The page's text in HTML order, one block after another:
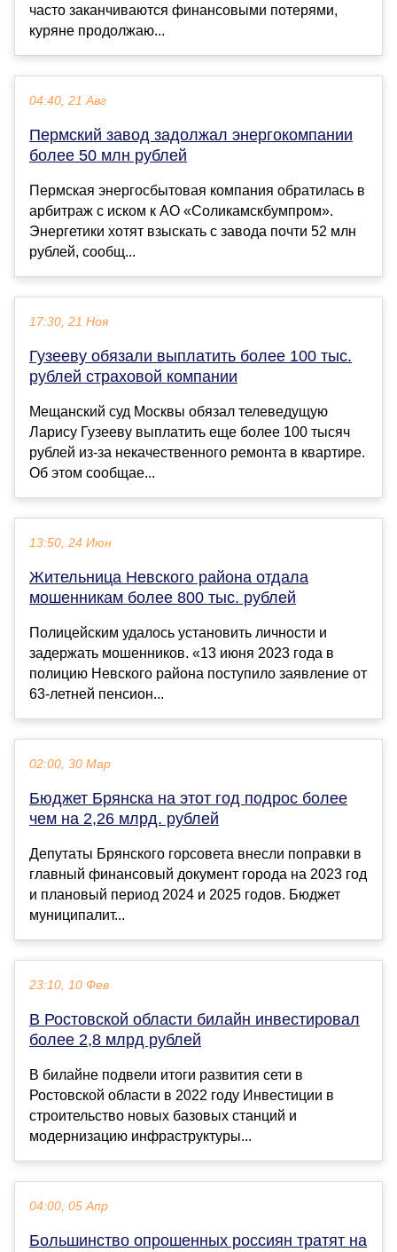
часто заканчиваются финансовыми потерями,
куряне продолжаю...
04:40, 21 Авг
Пермский завод задолжал энергокомпании
более 50 млн рублей
Пермская энергосбытовая компания обратилась в
арбитраж с иском к АО «Соликамскбумпром».
Энергетики хотят взыскать с завода почти 52 млн
рублей, сообщ...
17:30, 21 Ноя
Гузееву обязали выплатить более 100 тыс.
рублей страховой компании
Мещанский суд Москвы обязал телеведущую
Ларису Гузееву выплатить еще более 100 тысяч
рублей из-за некачественного ремонта в квартире.
Об этом сообщае...
13:50, 24 Июн
Жительница Невского района отдала
мошенникам более 800 тыс. рублей
Полицейским удалось установить личности и
задержать мошенников. «13 июня 2023 года в
полицию Невского района поступило заявление от
63-летней пенсион...
02:00, 30 Мар
Бюджет Брянска на этот год подрос более
чем на 2,26 млрд. рублей
Депутаты Брянского горсовета внесли поправки в
главный финансовый документ города на 2023 год
и плановый период 2024 и 2025 годов. Бюджет
муниципалит...
23:10, 10 Фев
В Ростовской области билайн инвестировал
более 2,8 млрд рублей
В билайне подвели итоги развития сети в
Ростовской области в 2022 году Инвестиции в
строительство новых базовых станций и
модернизацию инфраструктуры...
04:00, 05 Апр
Большинство опрошенных россиян тратят на